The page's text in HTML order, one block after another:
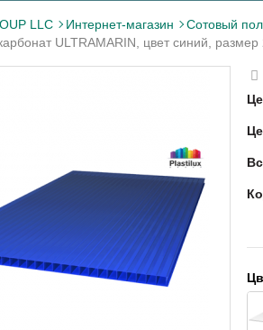
LLC Интернет-магазин
Сотовый
ULTRAMARIN, цвет синий,